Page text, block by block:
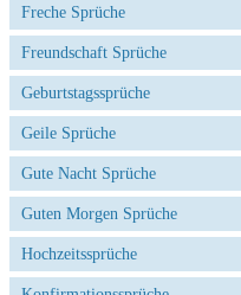
Freche Sprüche
Freundschaft Sprüche
Geburtstagssprüche
Geile Sprüche
Gute Nacht Sprüche
Guten Morgen Sprüche
Hochzeitssprüche